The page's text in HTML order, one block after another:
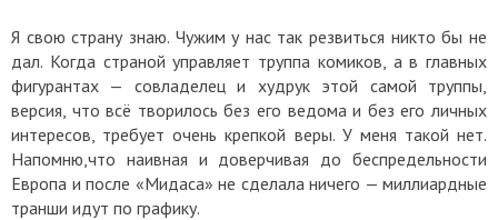
Я свою страну знаю. Чужим у нас так резвиться никто бы не
дал. Когда страной управляет труппа комиков, а в главных
фигурантах — совладелец и худрук этой самой труппы,
версия, что всё творилось без его ведома и без его личных
интересов, требует очень крепкой веры. У меня такой нет.
Напомню,что наивная и доверчивая до беспредельности
Европа и после «Мидаса» не сделала ничего — миллиардные
транши идут по графику.